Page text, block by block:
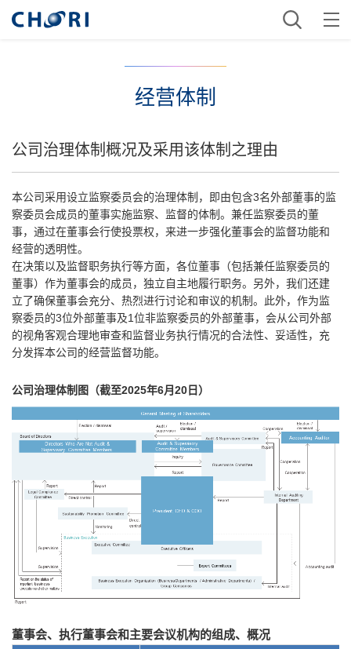
经营体制
公司治理体制概况及采用该体制之理由
本公司采用设立监察委员会的治理体制，即由包含3名外部董事的监
察委员会成员的董事实施监察、监督的体制。兼任监察委员的董
事，通过在董事会行使投票权，来进一步强化董事会的监督功能和
经营的透明性。
在决策以及监督职务执行等方面，各位董事（包括兼任监察委员的
董事）作为董事会的成员，独立自主地履行职务。另外，我们还建
立了确保董事会充分、热烈进行讨论和审议的机制。此外，作为监
察委员的3位外部董事及1位非监察委员的外部董事，会从公司外部
的视角客观合理地审查和监督业务执行情况的合法性、妥适性，充
分发挥本公司的经营监督功能。
公司治理体制图（截至2025年6月20日）
董事会、执行董事会和主要会议机构的组成、概况